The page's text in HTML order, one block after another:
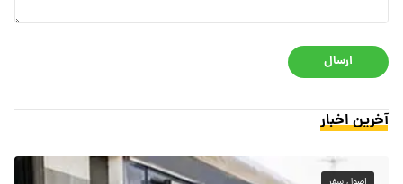
ارسال
آخرین اخبار